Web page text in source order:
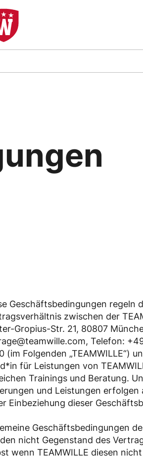
Geschäftsbedingungen regeln
zwischen der
Gropius-Str. 21, 80807
Telefon:
(im Folgenden „TEAMWILLE“)
für Leistungen von
Trainings und Beratung.
und Leistungen erfolgen
Einbeziehung dieser
Geschäftsbedingungen
nicht Gegenstand des
wenn TEAMWILLE diesen